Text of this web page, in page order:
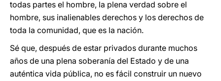
todas partes el hombre, la plena verdad sobre el
hombre, sus inalienables derechos y los derechos de
toda la comunidad, que es la nación.
Sé que, después de estar privados durante muchos
años de una plena soberanía del Estado y de una
auténtica vida pública, no es fácil construir un nuevo